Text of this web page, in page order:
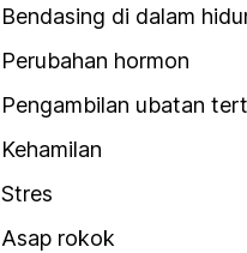
Bendasing di dalam
Perubahan hormon
Pengambilan ubatan
Kehamilan
Stres
Asap rokok